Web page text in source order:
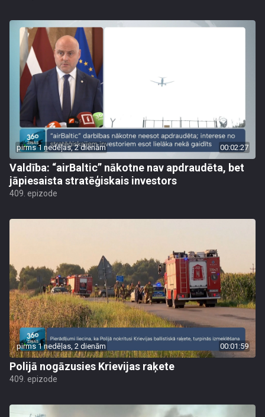
pirms 1 nedēļas, 2 dienām 00:02:27
Valdība: “airBaltic” nākotne nav apdraudēta, bet
jāpiesaista stratēģiskais investors
409. epizode
pirms 1 nedēļas, 2 dienām 00:01:59
Polijā nogāzusies Krievijas raķete
409. epizode